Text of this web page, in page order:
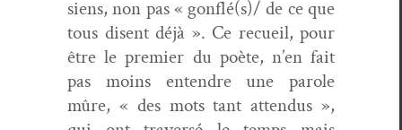
siens, non pas « gonflé(s)/ de ce que
tous dis­ent déjà ». Ce recueil, pour
être le pre­mier du poète, n’en fait
pas moins enten­dre une parole
mûre, « des mots tant atten­dus »,